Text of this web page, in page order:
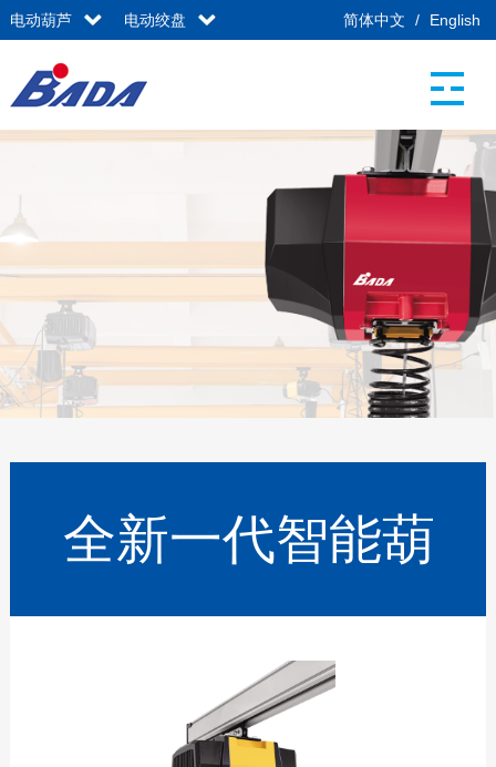
电动葫芦 电动绞盘 简体中文 / English
全新一代智能葫
芦系列